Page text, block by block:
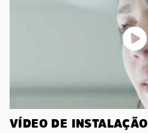
VÍDEO DE INSTALAÇÃO